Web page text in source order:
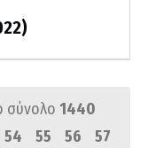
σύνολο 1440
54 55 56
57